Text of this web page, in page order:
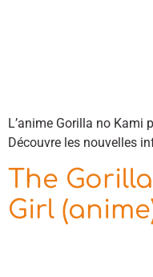
L’anime Gorilla no Kami
Découvre les nouvelles
The Gorilla
Girl